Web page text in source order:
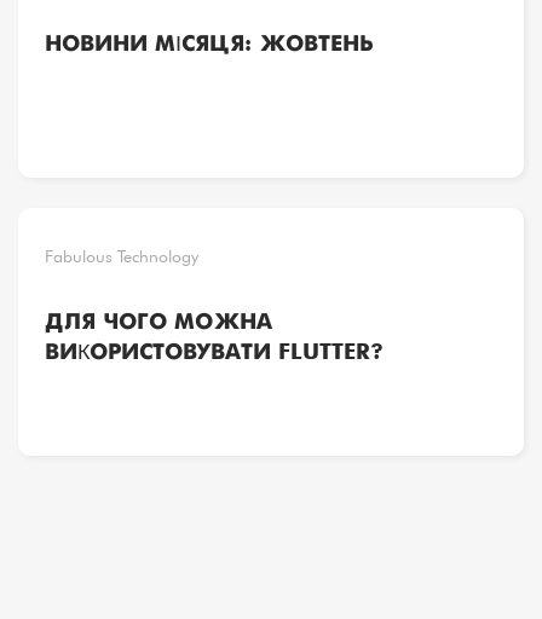
НОВИНИ МІСЯЦЯ: ЖОВТЕНЬ
Fabulous Technology
ДЛЯ ЧОГО МОЖНА
ВИКОРИСТОВУВАТИ FLUTTER?